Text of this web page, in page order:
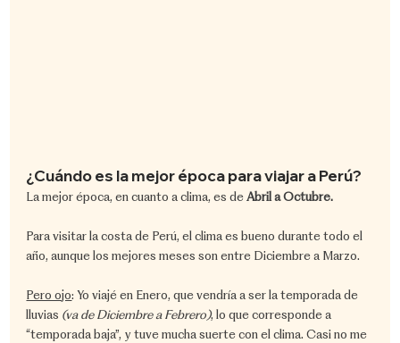
¿Cuándo es la mejor época para viajar a Perú?​
La mejor época, en cuanto a clima, es de Abril a Octubre.
Para visitar la costa de Perú, el clima es bueno durante todo el
año, aunque los mejores meses son entre Diciembre a Marzo.
Pero ojo: Yo viajé en Enero, que vendría a ser la temporada de
lluvias (va de Diciembre a Febrero), lo que corresponde a
“temporada baja”, y tuve mucha suerte con el clima. Casi no me